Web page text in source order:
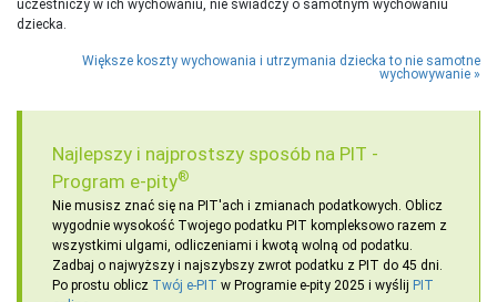
uczestniczy w ich wychowaniu, nie świadczy o samotnym wychowaniu
dziecka.
Większe koszty wychowania i utrzymania dziecka to nie samotne
wychowywanie
Najlepszy i najprostszy sposób na PIT -
Program e-pity®
Nie musisz znać się na PIT'ach i zmianach podatkowych. Oblicz
wygodnie wysokość Twojego podatku PIT kompleksowo razem z
wszystkimi ulgami, odliczeniami i kwotą wolną od podatku.
Zadbaj o najwyższy i najszybszy zwrot podatku z PIT do 45 dni.
Po prostu oblicz Twój e-PIT w Programie e-pity 2025 i wyślij PIT